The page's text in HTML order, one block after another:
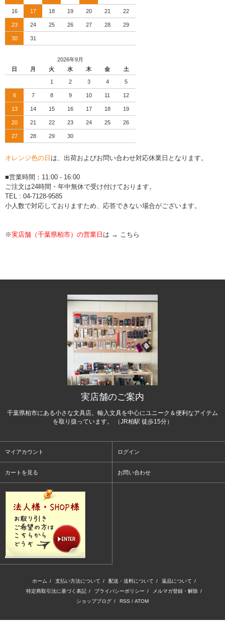
16 17 18 19 20 21 22
23 24 25 26 27 28 29
30 31
2026年9月
日
月 火 水 木 金 土
1 2 3 4 5
6 7 8 9 10 11 12
13 14 15 16 17 18 19
20 21 22 23 24 25 26
27 28 29 30
オレンジ色の日 は、出荷およびお問い合わせ対応休業日となります。
■営業時間：11:00 - 16:00
ご注文は24時間・年中無休で受け付けております。
TEL : 04-7128-9585
小人数で対応しておりますため、応答できない場合がございます。
※実店舗（千葉県柏市）の営業日 は → こちら
実店舗のご案内
千葉県柏市にある小さな文具店。輸入文具を中心にユニーク＆便利なアイテム
を取り扱っています。 （JR柏駅 徒歩15分）
マイアカウント ログイン
カートを見る お問い合わせ
ホーム / 支払い方法について / 配送・送料について / 返品について /
特定商取引法に基づく表記 / プライバシーポリシー / メルマガ登録・解除 /
ショップブログ / RSS / ATOM